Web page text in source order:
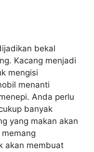
bekal
Kacang menjadi
mengisi
menanti
Anda perlu
banyak
yang makan akan
akan membuat